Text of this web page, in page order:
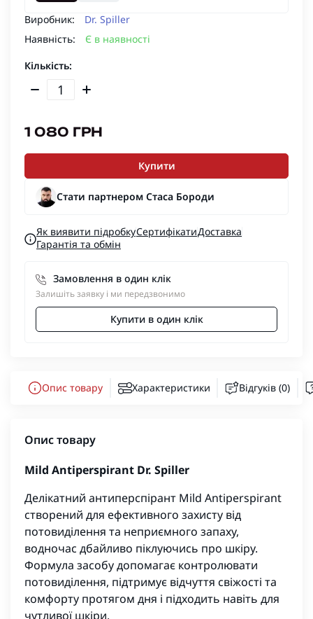
Виробник:
Dr. Spiller
Наявність:
Є в наявності
1 080 ГРН
Кількість:
Купити
Стати партнером Стаса Бороди
Як виявити підробкуСертифікатиДоставка
Гарантія та обмін
Замовлення в один клік
Залишіть заявку і ми передзвонимо
Купити в один клік
Опис товару Характеристики Відгуків (0)
Опис товару
Mild Antiperspirant Dr. Spiller
Делікатний антиперспірант Mild Antiperspirant
створений для ефективного захисту від
потовиділення та неприємного запаху,
водночас дбайливо піклуючись про шкіру.
Формула засобу допомагає контролювати
потовиділення, підтримує відчуття свіжості та
комфорту протягом дня і підходить навіть для
чутливої шкіри.